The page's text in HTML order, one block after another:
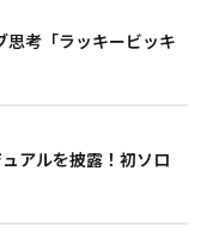
思考「ラッキービッキ
アルを披露！初ソロ